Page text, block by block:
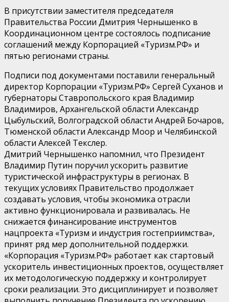
В присутствии заместителя председателя
Правительства России Дмитрия Чернышенко в
Координационном центре состоялось подписание
соглашений между Корпорацией «Туризм.РФ» и
пятью регионами страны.
Подписи под документами поставили генеральный
директор Корпорации «Туризм.РФ» Сергей Суханов и
губернаторы Ставропольского края Владимир
Владимиров, Архангельской области Александр
Цыбульский, Волгоградской области Андрей Бочаров,
Тюменской области Александр Моор и Челябинской
области Алексей Текслер.
Дмитрий Чернышенко напомнил, что Президент
Владимир Путин поручил ускорить развитие
туристической инфраструктуры в регионах. В
текущих условиях Правительство продолжает
создавать условия, чтобы экономика отрасли
активно функционировала и развивалась. Не
снижается финансирование инструментов
нацпроекта «Туризм и индустрия гостеприимства»,
принят ряд мер дополнительной поддержки.
«Корпорация «Туризм.РФ» работает как стартовый
ускоритель инвестиционных проектов, осуществляет
их методологическую поддержку и контролирует
сроки реализации. Это дисциплинирует и позволяет